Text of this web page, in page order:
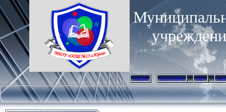
главная регистрация вход